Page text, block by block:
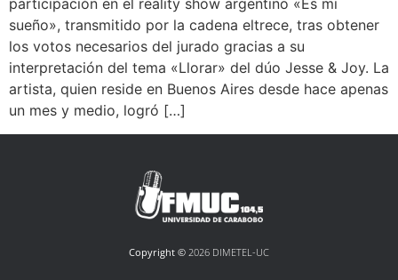
participación en el reality show argentino «Es mi
sueño», transmitido por la cadena eltrece, tras obtener
los votos necesarios del jurado gracias a su
interpretación del tema «Llorar» del dúo Jesse & Joy. La
artista, quien reside en Buenos Aires desde hace apenas
un mes y medio, logró […]
Copyright © 2026 DIMETEL-UC